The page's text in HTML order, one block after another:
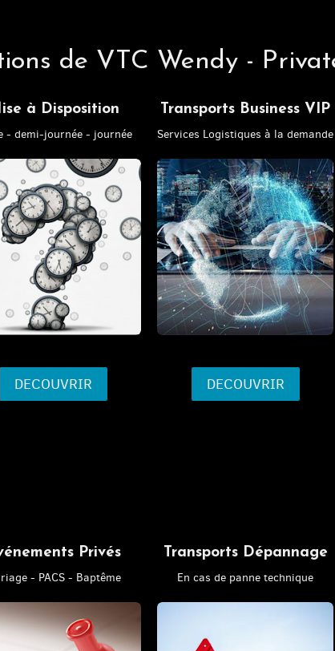
de VTC Wendy -
à Disposition
- demi-journée - journée
DECOUVRIR
Transports Business VIP
Services Logistiques à la demande
DECOUVRIR
Privés
- PACS - Baptême
Transports Dépannage
En cas de panne technique